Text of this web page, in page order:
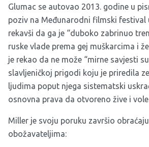
Glumac se autovao 2013. godine u
poziv na Međunarodni filmski festival
rekavši da ga je “duboko zabrinuo
ruske vlade prema gej muškarcima i
je rekao da ne može “mirne savjesti
slavljeničkoj prigodi koju je priredila
ljudima poput njega sistematski
osnovna prava da otvoreno žive i
Miller je svoju poruku završio
obožavateljima: